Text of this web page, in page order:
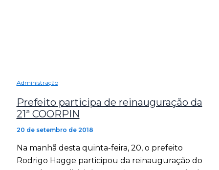
Administração
Prefeito participa de reinauguração da
21ª COORPIN
20 de setembro de 2018
Na manhã desta quinta-feira, 20, o prefeito
Rodrigo Hagge participou da reinauguração do